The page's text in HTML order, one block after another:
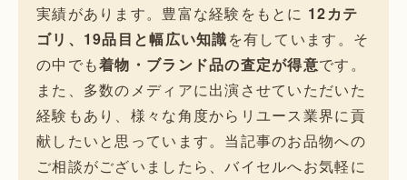
実績があります。豊富な経験をもとに 12カテ
ゴリ、19品目と幅広い知識を有しています。そ
の中でも着物・ブランド品の査定が得意です。
また、多数のメディアに出演させていただいた
経験もあり、様々な角度からリユース業界に貢
献したいと思っています。当記事のお品物への
ご相談がございましたら、バイセルへお気軽に